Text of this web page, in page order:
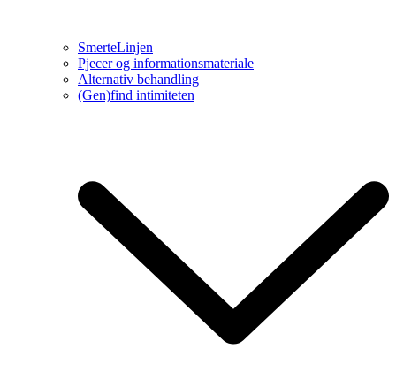
SmerteLinjen
Pjecer og informationsmateriale
Alternativ behandling
(Gen)find intimiteten